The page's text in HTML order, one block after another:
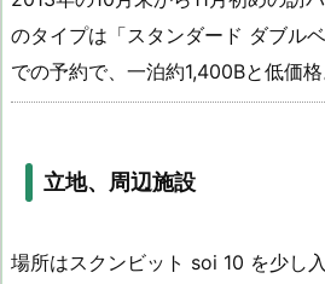
のタイプは「スタンダード ダブル
での予約で、一泊約1,400Bと低価格
立地、周辺施設
場所はスクンビット soi 10 を少し